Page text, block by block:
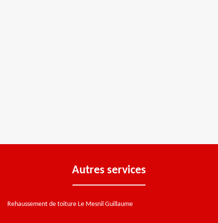
Autres services
Rehaussement de toiture Le Mesnil Guillaume